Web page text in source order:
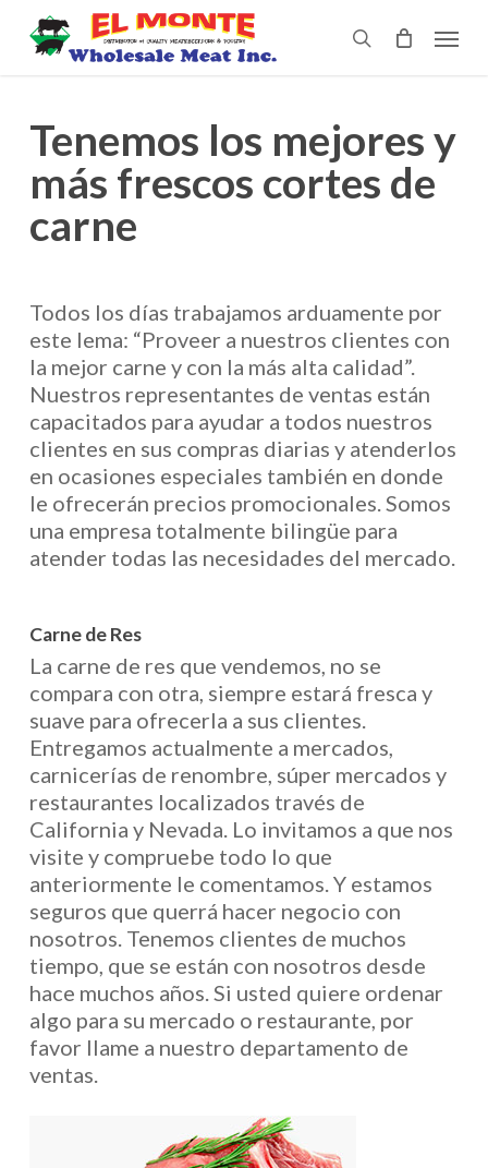
Skip
search
Menu
Cart
Close
Tenemos los mejores y
más frescos cortes de
carne
Todos los días trabajamos arduamente por
este lema: “Proveer a nuestros clientes con
la mejor carne y con la más alta calidad”.
Nuestros representantes de ventas están
capacitados para ayudar a todos nuestros
clientes en sus compras diarias y atenderlos
en ocasiones especiales también en donde
le ofrecerán precios promocionales. Somos
una empresa totalmente bilingüe para
atender todas las necesidades del mercado.
Carne de Res
La carne de res que vendemos, no se
compara con otra, siempre estará fresca y
suave para ofrecerla a sus clientes.
Entregamos actualmente a mercados,
carnicerías de renombre, súper mercados y
restaurantes localizados través de
California y Nevada. Lo invitamos a que nos
visite y compruebe todo lo que
anteriormente le comentamos. Y estamos
seguros que querrá hacer negocio con
nosotros. Tenemos clientes de muchos
tiempo, que se están con nosotros desde
hace muchos años. Si usted quiere ordenar
algo para su mercado o restaurante, por
favor llame a nuestro departamento de
ventas.